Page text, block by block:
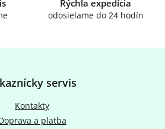
Rýchla expedícia
odosielame do 24 hodín
servis
Kontakty
a platba